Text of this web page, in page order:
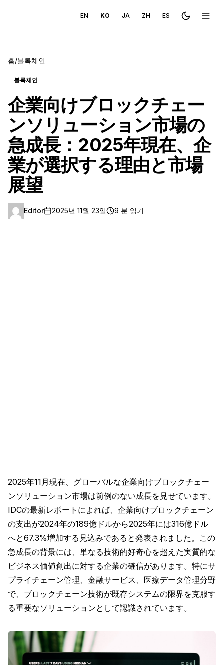
EN KO JA ZH ES Toggle메뉴
홈/블록체인
블록체인
企業向けブロックチェー
ンソリューション市場の
急成長：2025年現在、企
業が選択する理由と市場
展望
Editor 2025년 11월 23일 9 분 읽기
2025年11月現在、グローバルな企業向けブロックチェー
ンソリューション市場は前例のない成長を見せています。
IDCの最新レポートによれば、企業向けブロックチェーン
の支出が2024年の189億ドルから2025年には316億ドル
へと67.3%増加する見込みであると発表されました。この
急成長の背景には、単なる技術的好奇心を超えた実質的な
ビジネス価値創出に対する企業の確信があります。特にサ
プライチェーン管理、金融サービス、医療データ管理分野
で、ブロックチェーン技術が既存システムの限界を克服す
る重要なソリューションとして認識されています。